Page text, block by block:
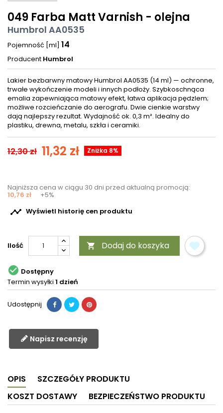
049 Farba Matt Varnish - olejna
Humbrol AA0535
Pojemność [ml] 14
Producent Humbrol
Lakier bezbarwny matowy Humbrol AA0535 (14 ml) — ochronne,
trwałe wykończenie modeli i innych podłoży. Szybkoschnąca
emalia zapewniająca matowy efekt, łatwa aplikacja pędzlem;
możliwe rozcieńczanie do aerografu. Dwie cienkie warstwy
dają najlepszy rezultat. Wydajność ok. 0,3 m². Idealny do
plastiku, drewna, metalu, szkła i ceramiki.
12,30 zł 11,32 zł Zniżka 8%
Najniższa cena w ciągu 30 dni przed aktualną promocją:
10,76 zł +5%
 Wyświetl historię cen produktu
Ilość  Dodaj do koszyka
 Dostępny
Termin wysyłki 1 dzień
Udostępnij
Napisz recenzję
OPIS
SZCZEGÓŁY PRODUKTU
KOSZT DOSTAWY
BEZPIECZEŃSTWO PRODUKTU